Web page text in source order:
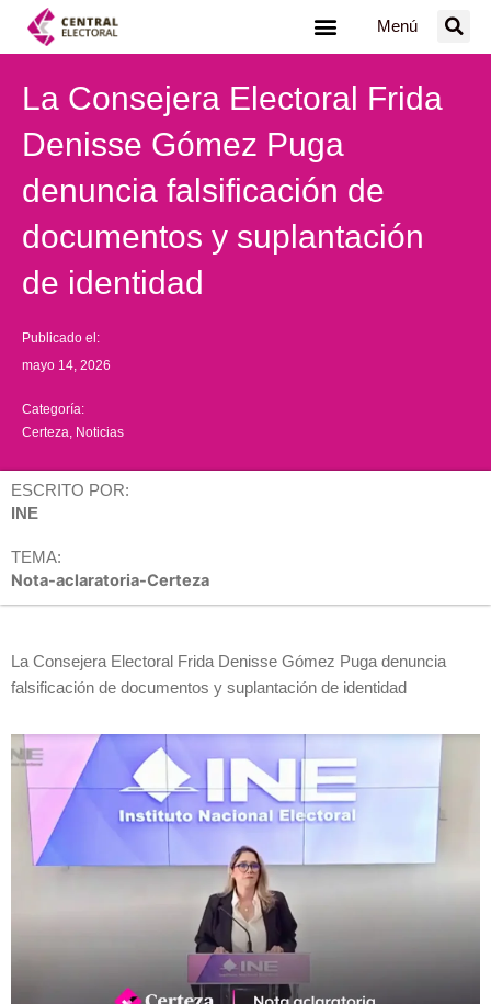
Menú
La Consejera Electoral Frida
Denisse Gómez Puga
denuncia falsificación de
documentos y suplantación
de identidad
Publicado el:
mayo 14, 2026
Categoría:
Certeza Noticias
ESCRITO POR:
INE
TEMA:
Nota-aclaratoria-Certeza
La Consejera Electoral Frida Denisse Gómez Puga denuncia
falsificación de documentos y suplantación de identidad